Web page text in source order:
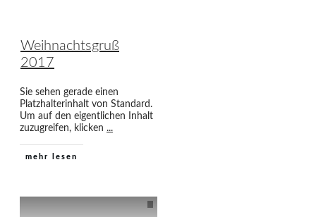
Weihnachtsgruß
2017
Sie sehen gerade einen
Platzhalterinhalt von Standard.
Um auf den eigentlichen Inhalt
zuzugreifen, klicken ...
mehr lesen